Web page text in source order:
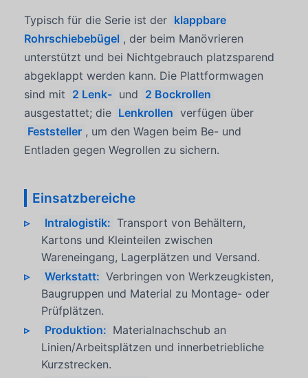
Typisch für die Serie ist der klappbare
Rohrschiebebügel , der beim Manövrieren
unterstützt und bei Nichtgebrauch platzsparend
abgeklappt werden kann. Die Plattformwagen
sind mit 2 Lenk- und 2 Bockrollen
ausgestattet; die Lenkrollen verfügen über
Feststeller , um den Wagen beim Be- und
Entladen gegen Wegrollen zu sichern.
Einsatzbereiche
Intralogistik: Transport von Behältern,
Kartons und Kleinteilen zwischen
Wareneingang, Lagerplätzen und Versand.
Werkstatt: Verbringen von Werkzeugkisten,
Baugruppen und Material zu Montage- oder
Prüfplätzen.
Produktion: Materialnachschub an
Linien/Arbeitsplätzen und innerbetriebliche
Kurzstrecken.